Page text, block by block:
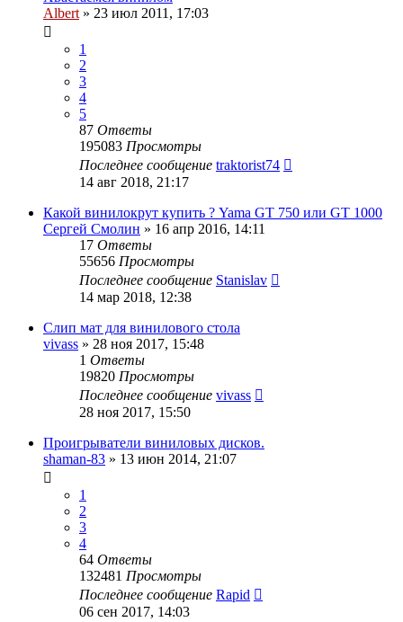
Albert » 23 июл 2011, 17:03
1
2
3
4
5
87 Ответы
195083 Просмотры
Последнее сообщение traktorist74
14 авг 2018, 21:17
Какой винилокрут купить ? Yama GT 750 или GT 1000
Сергей Смолин » 16 апр 2016, 14:11
17 Ответы
55656 Просмотры
Последнее сообщение Stanislav
14 мар 2018, 12:38
Слип мат для винилового стола
vivass » 28 ноя 2017, 15:48
1 Ответы
19820 Просмотры
Последнее сообщение vivass
28 ноя 2017, 15:50
Проигрыватели виниловых дисков.
shaman-83 » 13 июн 2014, 21:07
1
2
3
4
64 Ответы
132481 Просмотры
Последнее сообщение Rapid
06 сен 2017, 14:03